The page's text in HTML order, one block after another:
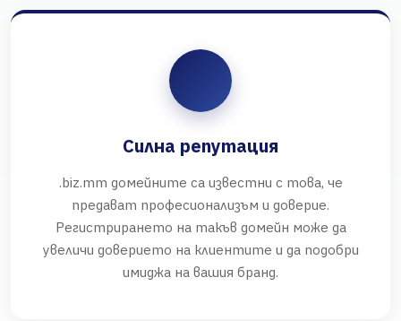
Силна репутация
.biz.mm домейните са известни с това, че
предават професионализъм и доверие.
Регистрирането на такъв домейн може да
увеличи доверието на клиентите и да подобри
имиджа на вашия бранд.